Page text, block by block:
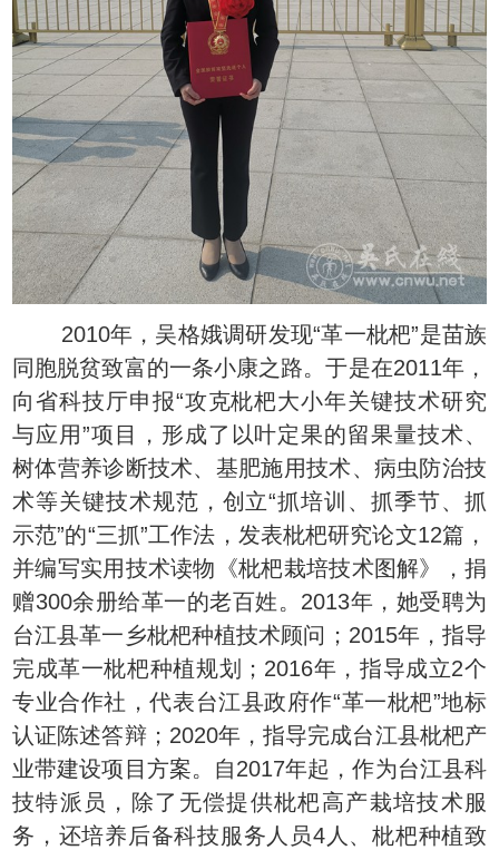
2010年，吴格娥调研发现“革一枇杷”是苗族
同胞脱贫致富的一条小康之路。于是在2011年，
向省科技厅申报“攻克枇杷大小年关键技术研究
与应用”项目，形成了以叶定果的留果量技术、
树体营养诊断技术、基肥施用技术、病虫防治技
术等关键技术规范，创立“抓培训、抓季节、抓
示范”的“三抓”工作法，发表枇杷研究论文12篇，
并编写实用技术读物《枇杷栽培技术图解》，捐
赠300余册给革一的老百姓。2013年，她受聘为
台江县革一乡枇杷种植技术顾问；2015年，指导
完成革一枇杷种植规划；2016年，指导成立2个
专业合作社，代表台江县政府作“革一枇杷”地标
认证陈述答辩；2020年，指导完成台江县枇杷产
业带建设项目方案。自2017年起，作为台江县科
技特派员，除了无偿提供枇杷高产栽培技术服
务，还培养后备科技服务人员4人、枇杷种植致